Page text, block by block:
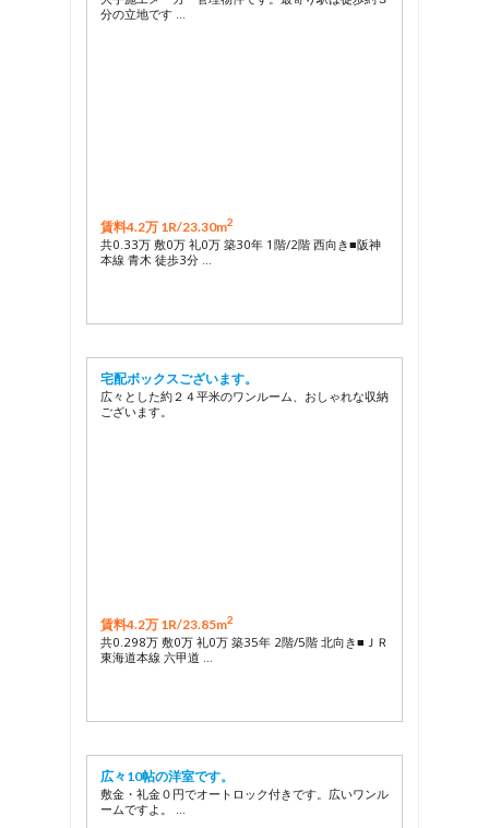
分の立地です …
賃料4.2万 1R/23.30m2
共0.33万 敷0万 礼0万 築30年 1階/2階 西向き■阪神
本線 青木 徒歩3分 …
宅配ボックスございます。
広々とした約２４平米のワンルーム、おしゃれな収納
ございます。
賃料4.2万 1R/23.85m2
共0.298万 敷0万 礼0万 築35年 2階/5階 北向き■ＪＲ
東海道本線 六甲道 …
広々10帖の洋室です。
敷金・礼金０円でオートロック付きです。広いワンル
ームですよ。 …